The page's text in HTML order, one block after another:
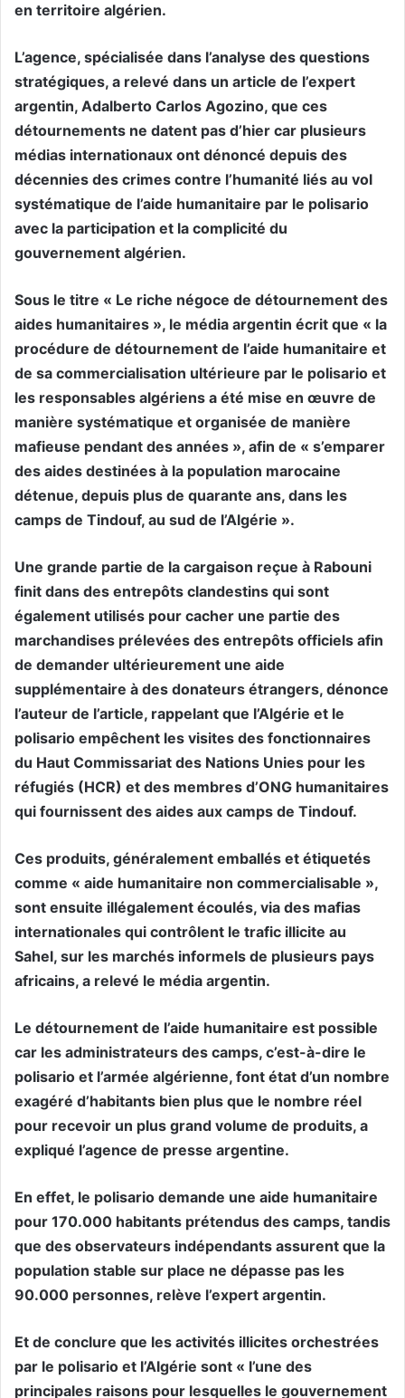
en territoire algérien.
L’agence, spécialisée dans l’analyse des questions
stratégiques, a relevé dans un article de l’expert
argentin, Adalberto Carlos Agozino, que ces
détournements ne datent pas d’hier car plusieurs
médias internationaux ont dénoncé depuis des
décennies des crimes contre l’humanité liés au vol
systématique de l’aide humanitaire par le polisario
avec la participation et la complicité du
gouvernement algérien.
Sous le titre « Le riche négoce de détournement des
aides humanitaires », le média argentin écrit que « la
procédure de détournement de l’aide humanitaire et
de sa commercialisation ultérieure par le polisario et
les responsables algériens a été mise en œuvre de
manière systématique et organisée de manière
mafieuse pendant des années », afin de « s’emparer
des aides destinées à la population marocaine
détenue, depuis plus de quarante ans, dans les
camps de Tindouf, au sud de l’Algérie ».
Une grande partie de la cargaison reçue à Rabouni
finit dans des entrepôts clandestins qui sont
également utilisés pour cacher une partie des
marchandises prélevées des entrepôts officiels afin
de demander ultérieurement une aide
supplémentaire à des donateurs étrangers, dénonce
l’auteur de l’article, rappelant que l’Algérie et le
polisario empêchent les visites des fonctionnaires
du Haut Commissariat des Nations Unies pour les
réfugiés (HCR) et des membres d’ONG humanitaires
qui fournissent des aides aux camps de Tindouf.
Ces produits, généralement emballés et étiquetés
comme « aide humanitaire non commercialisable »,
sont ensuite illégalement écoulés, via des mafias
internationales qui contrôlent le trafic illicite au
Sahel, sur les marchés informels de plusieurs pays
africains, a relevé le média argentin.
Le détournement de l’aide humanitaire est possible
car les administrateurs des camps, c’est-à-dire le
polisario et l’armée algérienne, font état d’un nombre
exagéré d’habitants bien plus que le nombre réel
pour recevoir un plus grand volume de produits, a
expliqué l’agence de presse argentine.
En effet, le polisario demande une aide humanitaire
pour 170.000 habitants prétendus des camps, tandis
que des observateurs indépendants assurent que la
population stable sur place ne dépasse pas les
90.000 personnes, relève l’expert argentin.
Et de conclure que les activités illicites orchestrées
par le polisario et l’Algérie sont « l’une des
principales raisons pour lesquelles le gouvernement